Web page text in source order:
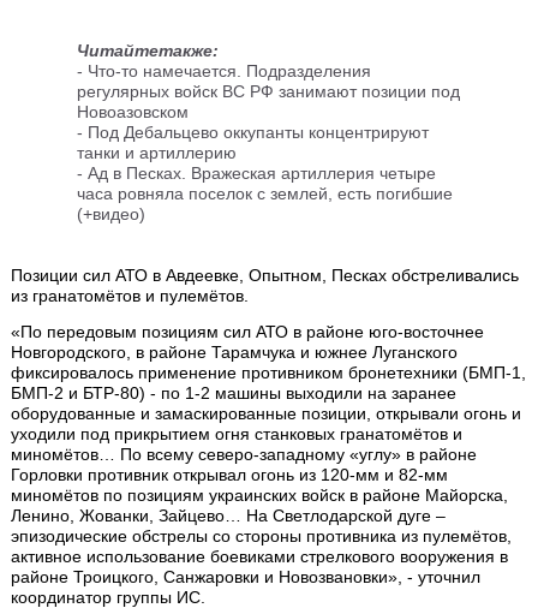
Читайтетакже:
- Что-то намечается. Подразделения
регулярных войск ВС РФ занимают позиции под
Новоазовском
- Под Дебальцево оккупанты концентрируют
танки и артиллерию
- Ад в Песках. Вражеская артиллерия четыре
часа ровняла поселок с землей, есть погибшие
(+видео)
Позиции сил АТО в Авдеевке, Опытном, Песках обстреливались
из гранатомётов и пулемётов.
«По передовым позициям сил АТО в районе юго-восточнее
Новгородского, в районе Тарамчука и южнее Луганского
фиксировалось применение противником бронетехники (БМП-1,
БМП-2 и БТР-80) - по 1-2 машины выходили на заранее
оборудованные и замаскированные позиции, открывали огонь и
уходили под прикрытием огня станковых гранатомётов и
миномётов… По всему северо-западному «углу» в районе
Горловки противник открывал огонь из 120-мм и 82-мм
миномётов по позициям украинских войск в районе Майорска,
Ленино, Жованки, Зайцево… На Светлодарской дуге –
эпизодические обстрелы со стороны противника из пулемётов,
активное использование боевиками стрелкового вооружения в
районе Троицкого, Санжаровки и Новозвановки», - уточнил
координатор группы ИС.